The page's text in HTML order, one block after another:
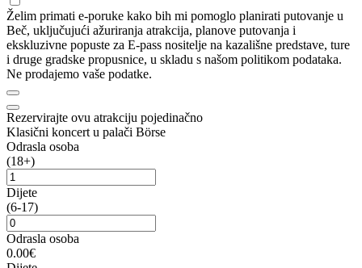
Želim primati e-poruke kako bih mi pomoglo planirati putovanje u
Beč, uključujući ažuriranja atrakcija, planove putovanja i
ekskluzivne popuste za E-pass nositelje na kazališne predstave, ture
i druge gradske propusnice, u skladu s našom politikom podataka.
Ne prodajemo vaše podatke.
Rezervirajte ovu atrakciju pojedinačno
Klasični koncert u palači Börse
Odrasla osoba
(18+)
Dijete
(6-17)
Odrasla osoba
0.00€